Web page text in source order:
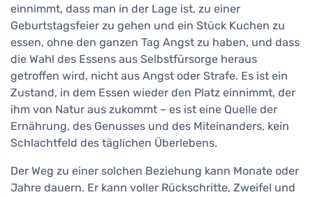
einnimmt, dass man in der Lage ist, zu einer
Geburtstagsfeier zu gehen und ein Stück Kuchen zu
essen, ohne den ganzen Tag Angst zu haben, und dass
die Wahl des Essens aus Selbstfürsorge heraus
getroffen wird, nicht aus Angst oder Strafe. Es ist ein
Zustand, in dem Essen wieder den Platz einnimmt, der
ihm von Natur aus zukommt – es ist eine Quelle der
Ernährung, des Genusses und des Miteinanders, kein
Schlachtfeld des täglichen Überlebens.
Der Weg zu einer solchen Beziehung kann Monate oder
Jahre dauern. Er kann voller Rückschritte, Zweifel und